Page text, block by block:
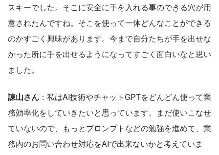
スキーでした。そこに安全に手を入れる事のできる穴が用
意されたんですね。そこを使って一体どんなことができる
のかすごく興味があります。今まで自分たちが手を出せな
かった所に手を出せるようになってすごく面白いなと思い
ました。
諫山さん ：私はAI技術やチャットGPTをどんどん使って業
務効率化をしていきたいと思っています。まだ使いこなせ
ていないので、もっとプロンプトなどの勉強を進めて、業
務内のお問い合わせ対応をAIで出来ないかと考えていま